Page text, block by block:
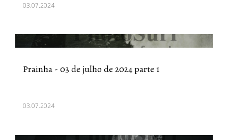
03.07.2024
Prainha - 03 de julho de 2024 parte 1
03.07.2024